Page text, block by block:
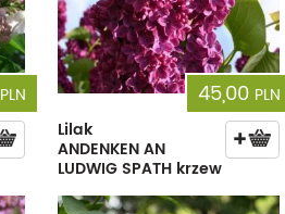
PLN
45,00 PLN
Lilak
ANDENKEN AN
LUDWIG SPATH krzew